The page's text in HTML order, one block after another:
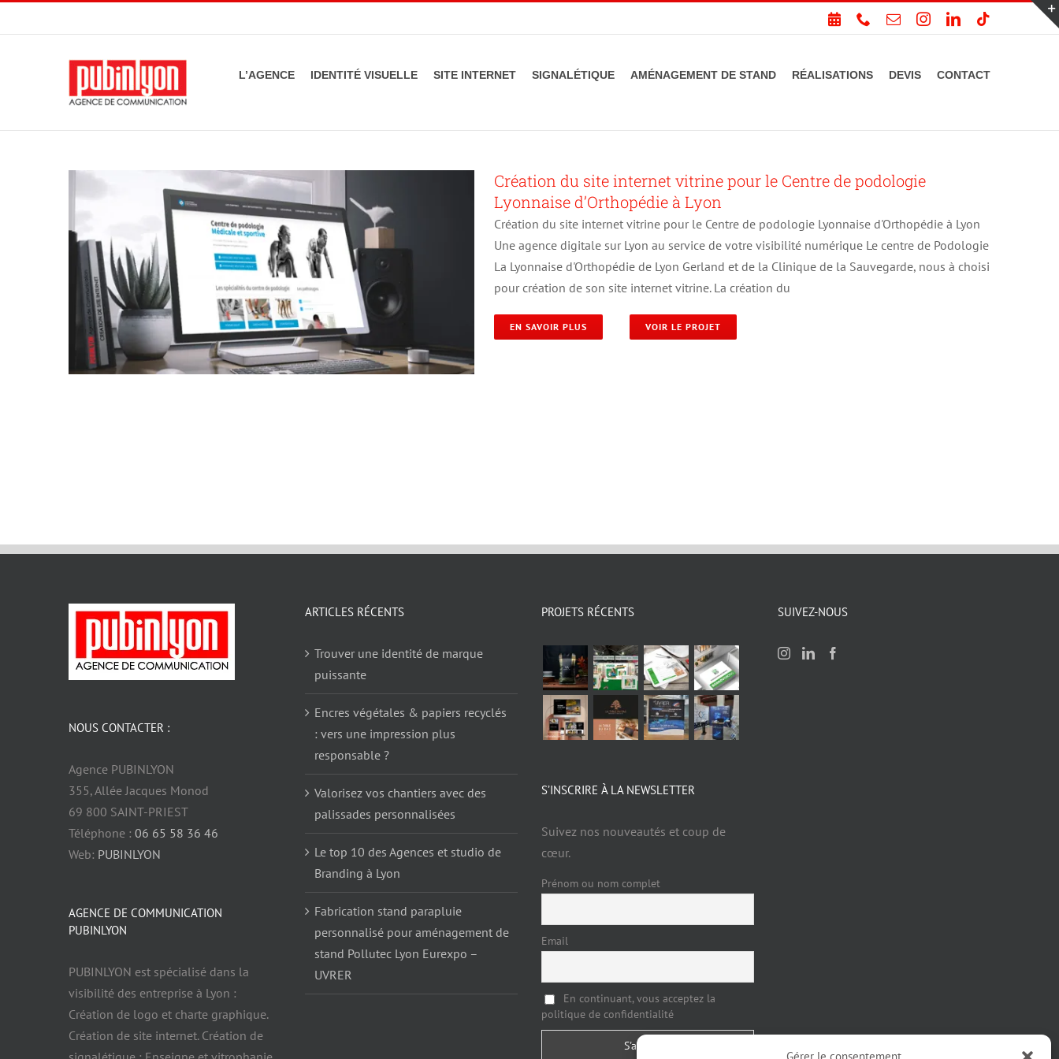
au
PRENDRE
RDV
Téléphone
EmailInstagram
LinkedIn
L’AGENCE IDENTITÉ VISUELLE SITE INTERNET SIGNALÉTIQUE AMÉNAGEMENT DE STAND RÉALISATIONS DEVIS CONTACT
Création du site internet vitrine pour le Centre de podologie
Lyonnaise d’Orthopédie à Lyon
Création du site internet vitrine pour le Centre de podologie Lyonnaise d'Orthopédie à Lyon
Une agence digitale sur Lyon au service de votre visibilité numérique Le centre de Podologie
La Lyonnaise d'Orthopédie de Lyon Gerland et de la Clinique de la Sauvegarde, nous à choisi
pour création de son site internet vitrine. La création du
EN SAVOIR PLUS VOIR LE PROJET
NOUS CONTACTER :
Agence PUBINLYON
355, Allée Jacques Monod
69 800 SAINT-PRIEST
Téléphone : 06 65 58 36 46
Web: PUBINLYON
AGENCE DE COMMUNICATION
PUBINLYON
PUBINLYON est spécialisé dans la
visibilité des entreprise à Lyon :
Création de logo et charte graphique.
Création de site internet. Création de
ARTICLES RÉCENTS
Trouver une identité de marque
puissante
Encres végétales & papiers recyclés
: vers une impression plus
responsable ?
Valorisez vos chantiers avec des
palissades personnalisées
Le top 10 des Agences et studio de
Branding à Lyon
Fabrication stand parapluie
personnalisé pour aménagement de
stand Pollutec Lyon Eurexpo –
UVRER
PROJETS RÉCENTS
S’INSCRIRE À LA NEWSLETTER
Suivez nos nouveautés et coup de
cœur.
Prénom ou nom complet
Email
En continuant, vous acceptez la
politique de confidentialité
SUIVEZ-NOUS